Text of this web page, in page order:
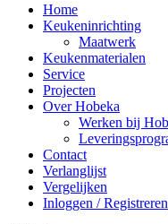
Home
Keukeninrichting
Maatwerk
Keukenmaterialen
Service
Projecten
Over Hobeka
Werken bij
Contact
Verlanglijst
Vergelijken
Inloggen / Registreren